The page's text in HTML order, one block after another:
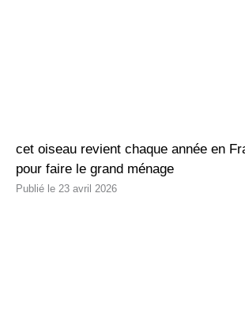
cet oiseau revient chaque année en
pour faire le grand ménage
23 avril 2026